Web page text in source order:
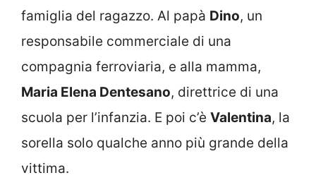
famiglia del ragazzo. Al papà Dino, un
responsabile commerciale di una
compagnia ferroviaria, e alla mamma,
Maria Elena Dentesano, direttrice di una
scuola per l’infanzia. E poi c’è Valentina, la
sorella solo qualche anno più grande della
vittima.